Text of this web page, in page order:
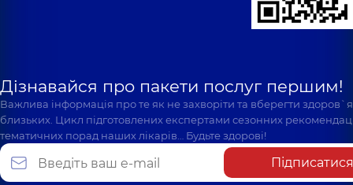
Дізнавайся про пакети послуг першим!
Важлива інформація про те як не захворіти та вберегти
близьких. Цикл підготовлених експертами сезонних
тематичних порад наших лікарів… Будьте здорові!
Підписатися